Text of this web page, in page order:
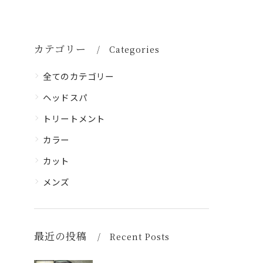
カテゴリー Categories
全てのカテゴリー
ヘッドスパ
トリートメント
カラー
カット
メンズ
最近の投稿 Recent Posts